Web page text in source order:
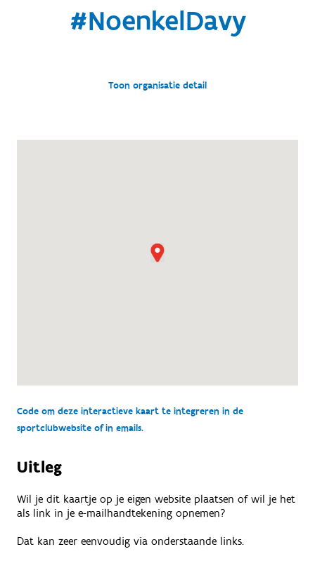
#NoenkelDavy
Toon organisatie detail
Code om deze interactieve kaart te integreren in de
sportclubwebsite of in emails.
Uitleg
Wil je dit kaartje op je eigen website plaatsen of wil je het
als link in je e-mailhandtekening opnemen?
Dat kan zeer eenvoudig via onderstaande links.